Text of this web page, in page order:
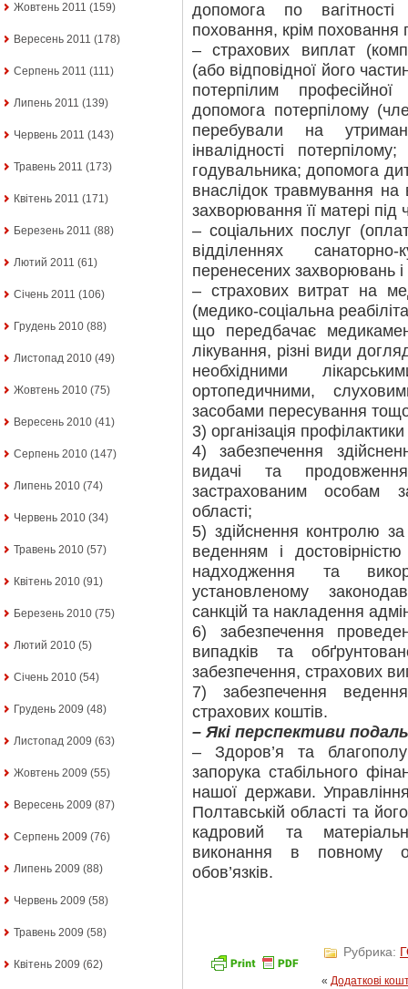
Жовтень 2011 (159)
Вересень 2011 (178)
Серпень 2011 (111)
Липень 2011 (139)
Червень 2011 (143)
Травень 2011 (173)
Квітень 2011 (171)
Березень 2011 (88)
Лютий 2011 (61)
Січень 2011 (106)
Грудень 2010 (88)
Листопад 2010 (49)
Жовтень 2010 (75)
Вересень 2010 (41)
Серпень 2010 (147)
Липень 2010 (74)
Червень 2010 (34)
Травень 2010 (57)
Квітень 2010 (91)
Березень 2010 (75)
Лютий 2010 (5)
Січень 2010 (54)
Грудень 2009 (48)
Листопад 2009 (63)
Жовтень 2009 (55)
Вересень 2009 (87)
Серпень 2009 (76)
Липень 2009 (88)
Червень 2009 (58)
Травень 2009 (58)
Квітень 2009 (62)
допомога по
поховання, крім поховання
– страхових виплат
(або відповідної його
потерпілим професійної
допомога потерпілому
перебували на
інвалідності
годувальника; допомога
внаслідок травмування на
захворювання її матері під
– соціальних послуг
відділеннях
перенесених захворювань
– страхових витрат на
(медико-соціальна
що передбачає
лікування, різні види
необхідними
ортопедичними,
засобами пересування
3) організація
4) забезпечення
видачі та продовження
застрахованим особам
області;
5) здійснення контролю
веденням і
надходження та
установленому
санкцій та накладення
6) забезпечення
випадків та
забезпечення, страхових
7) забезпечення
страхових коштів.
– Які перспективи
– Здоров’я та
запорука стабільного
нашої держави.
Полтавській області та
кадровий та
виконання в повному
обов’язків.
Рубрика:
« Додаткові